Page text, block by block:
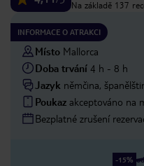
Na základě 137
INFORMACE O ATRAKCI
Místo Mallorca
Doba trvání 4 h - 8 h
Jazyk němčina,
Poukaz akceptováno na
Bezplatné zrušení
-15% od